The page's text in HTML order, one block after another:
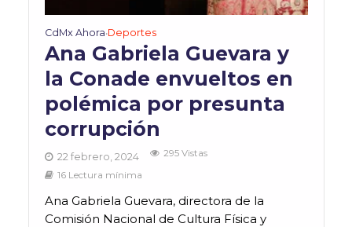
CdMx Ahora•Deportes
Ana Gabriela Guevara y
la Conade envueltos en
polémica por presunta
corrupción
22 febrero, 2024
295 Vistas
16 Lectura mínima
Ana Gabriela Guevara, directora de la
Comisión Nacional de Cultura Física y